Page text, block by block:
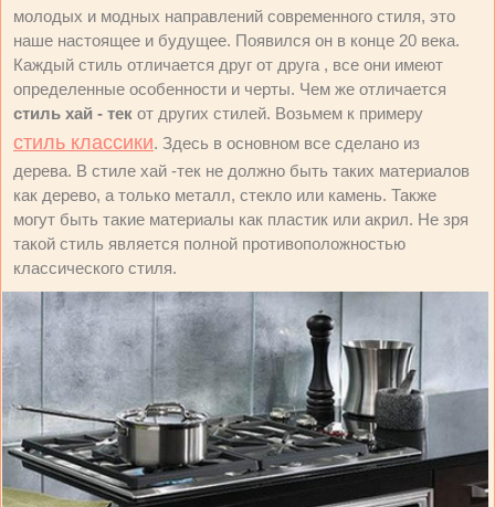
молодых и модных направлений современного стиля, это
наше настоящее и будущее. Появился он в конце 20 века.
Каждый стиль отличается друг от друга , все они имеют
определенные особенности и черты. Чем же отличается
стиль хай - тек от других стилей. Возьмем к примеру
стиль классики. Здесь в основном все сделано из
дерева. В стиле хай -тек не должно быть таких материалов
как дерево, а только металл, стекло или камень. Также
могут быть такие материалы как пластик или акрил. Не зря
такой стиль является полной противоположностью
классического стиля.